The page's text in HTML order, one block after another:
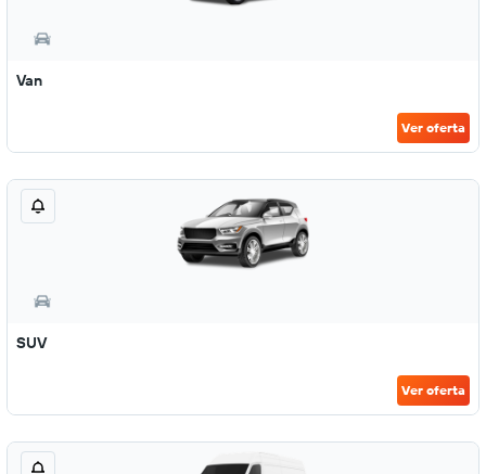
Van
Ver oferta
SUV
Ver oferta